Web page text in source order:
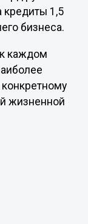
кредиты 1,5
бизнеса.
каждом
жизненной